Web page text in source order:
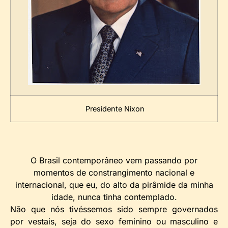
Presidente Nixon
O Brasil contemporâneo vem passando por
momentos de constrangimento nacional e
internacional, que eu, do alto da pirâmide da minha
idade, nunca tinha contemplado.
Não que nós tivéssemos sido sempre governados
por vestais, seja do sexo feminino ou masculino e